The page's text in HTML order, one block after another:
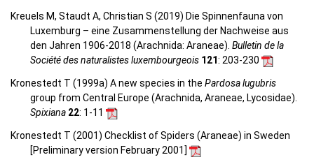
Kreuels M, Staudt A, Christian S (2019) Die Spinnenfauna von
Luxemburg – eine Zusammenstellung der Nachweise aus
den Jahren 1906-2018 (Arachnida: Araneae). Bulletin de la
Société des naturalistes luxembourgeois 121: 203-230
Kronestedt T (1999a) A new species in the Pardosa lugubris
group from Central Europe (Arachnida, Araneae, Lycosidae).
Spixiana 22: 1-11
Kronestedt T (2001) Checklist of Spiders (Araneae) in Sweden
[Preliminary version February 2001]